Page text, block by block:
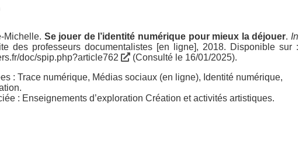
Michelle. Se jouer de l’identité numérique pour mieux la déjouer. In
des professeurs documentalistes [en ligne], 2018. Disponible sur :
doc/spip.php?article762
(Consulté le 16/01/2025).
: Trace numérique, Médias sociaux (en ligne), Identité numérique,
.
: Enseignements d’exploration Création et activités artistiques.